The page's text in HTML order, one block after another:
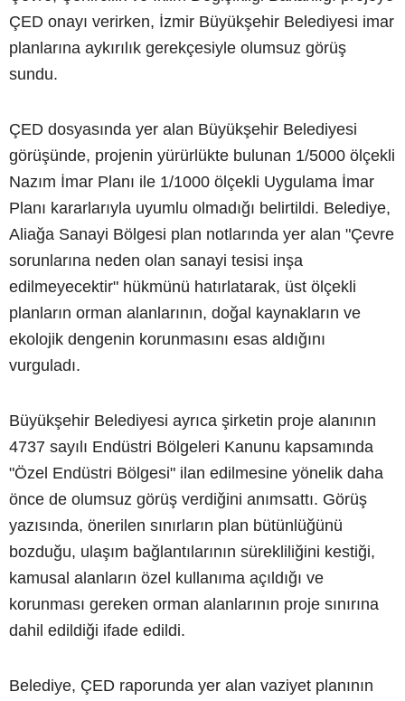
ÇED onayı verirken, İzmir Büyükşehir Belediyesi imar
planlarına aykırılık gerekçesiyle olumsuz görüş
sundu.
ÇED dosyasında yer alan Büyükşehir Belediyesi
görüşünde, projenin yürürlükte bulunan 1/5000 ölçekli
Nazım İmar Planı ile 1/1000 ölçekli Uygulama İmar
Planı kararlarıyla uyumlu olmadığı belirtildi. Belediye,
Aliağa Sanayi Bölgesi plan notlarında yer alan "Çevre
sorunlarına neden olan sanayi tesisi inşa
edilmeyecektir" hükmünü hatırlatarak, üst ölçekli
planların orman alanlarının, doğal kaynakların ve
ekolojik dengenin korunmasını esas aldığını
vurguladı.
Büyükşehir Belediyesi ayrıca şirketin proje alanının
4737 sayılı Endüstri Bölgeleri Kanunu kapsamında
"Özel Endüstri Bölgesi" ilan edilmesine yönelik daha
önce de olumsuz görüş verdiğini anımsattı. Görüş
yazısında, önerilen sınırların plan bütünlüğünü
bozduğu, ulaşım bağlantılarının sürekliliğini kestiği,
kamusal alanların özel kullanıma açıldığı ve
korunması gereken orman alanlarının proje sınırına
dahil edildiği ifade edildi.
Belediye, ÇED raporunda yer alan vaziyet planının